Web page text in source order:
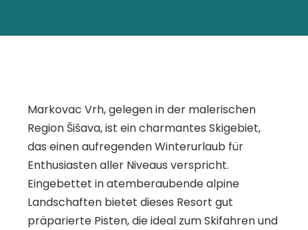
Markovac Vrh, gelegen in der malerischen
Region Šišava, ist ein charmantes Skigebiet,
das einen aufregenden Winterurlaub für
Enthusiasten aller Niveaus verspricht.
Eingebettet in atemberaubende alpine
Landschaften bietet dieses Resort gut
präparierte Pisten, die ideal zum Skifahren und